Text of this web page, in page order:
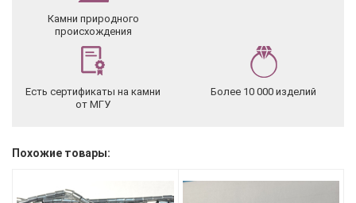
Камни природного
происхождения
Есть сертификаты на камни
от МГУ
Более 10 000 изделий
Похожие товары: